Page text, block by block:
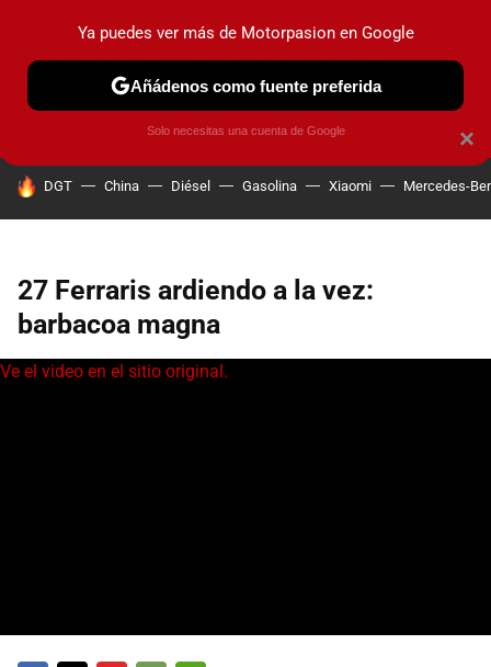
PRUEBAS COCHES ELÉCTRICOS OBSERVATORIO
HOY SE HABLA DE
DGT China Diésel Gasolina Xiaomi Mercedes-
27 Ferraris ardiendo a la vez:
barbacoa magna
Ve el video en el sitio original.
×
Ya puedes ver más de Motorpasion en Google
Añádenos como fuente preferida
Solo necesitas una cuenta de Google